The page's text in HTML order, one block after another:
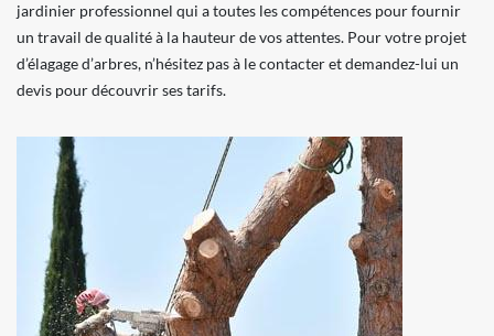
jardinier professionnel qui a toutes les compétences pour fournir
un travail de qualité à la hauteur de vos attentes. Pour votre projet
d’élagage d’arbres, n’hésitez pas à le contacter et demandez-lui un
devis pour découvrir ses tarifs.